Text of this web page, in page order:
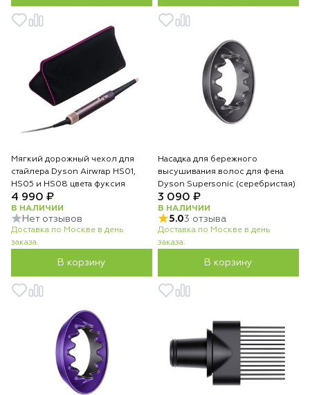
Мягкий дорожный чехол для
стайлера Dyson Airwrap HS01,
HS05 и HS08 цвета фуксия
4 990 ₽
В НАЛИЧИИ
Нет отзывов
Доставка по Москве в день
заказа.
В корзину
Насадка для бережного
высушивания волос для фена
Dyson Supersonic (серебристая)
3 090 ₽
В НАЛИЧИИ
5.03 отзыва
Доставка по Москве в день
заказа.
В корзину